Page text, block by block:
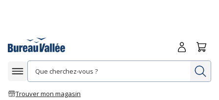
Afficher la navigation
Trouver mon magasin
Me